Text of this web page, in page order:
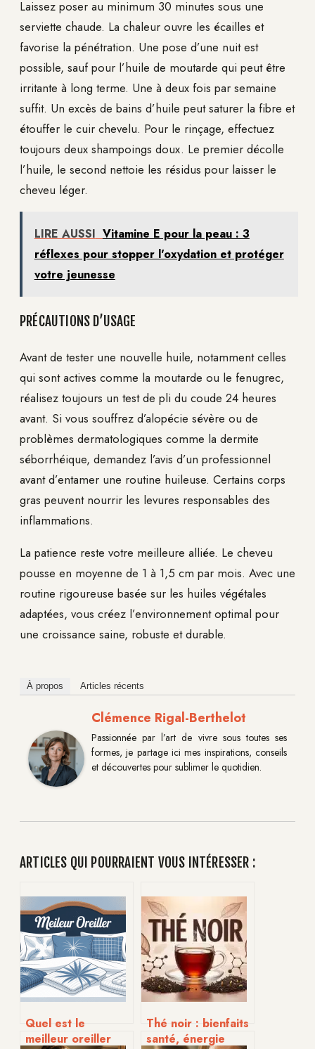
Laissez poser au minimum 30 minutes sous une
serviette chaude. La chaleur ouvre les écailles et
favorise la pénétration. Une pose d’une nuit est
possible, sauf pour l’huile de moutarde qui peut être
irritante à long terme. Une à deux fois par semaine
suffit. Un excès de bains d’huile peut saturer la fibre et
étouffer le cuir chevelu. Pour le rinçage, effectuez
toujours deux shampoings doux. Le premier décolle
l’huile, le second nettoie les résidus pour laisser le
cheveu léger.
LIRE AUSSI Vitamine E pour la peau : 3
réflexes pour stopper l'oxydation et protéger
votre jeunesse
PRÉCAUTIONS D’USAGE
Avant de tester une nouvelle huile, notamment celles
qui sont actives comme la moutarde ou le fenugrec,
réalisez toujours un test de pli du coude 24 heures
avant. Si vous souffrez d’alopécie sévère ou de
problèmes dermatologiques comme la dermite
séborrhéique, demandez l’avis d’un professionnel
avant d’entamer une routine huileuse. Certains corps
gras peuvent nourrir les levures responsables des
inflammations.
La patience reste votre meilleure alliée. Le cheveu
pousse en moyenne de 1 à 1,5 cm par mois. Avec une
routine rigoureuse basée sur les huiles végétales
adaptées, vous créez l’environnement optimal pour
une croissance saine, robuste et durable.
À propos Articles récents
Clémence Rigal-Berthelot
Passionnée par l’art de vivre sous toutes ses
formes, je partage ici mes inspirations, conseils
et découvertes pour sublimer le quotidien.
ARTICLES QUI POURRAIENT VOUS INTÉRESSER :
Quel est le
meilleur oreiller
Thé noir : bienfaits
santé, énergie